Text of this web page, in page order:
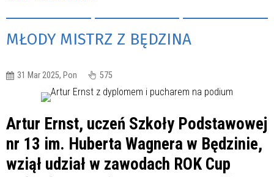
MŁODY MISTRZ Z BĘDZINA
31 Mar 2025, Pon 575
Artur Ernst, uczeń Szkoły Podstawowej
nr 13 im. Huberta Wagnera w Będzinie,
wziął udział w zawodach ROK Cup